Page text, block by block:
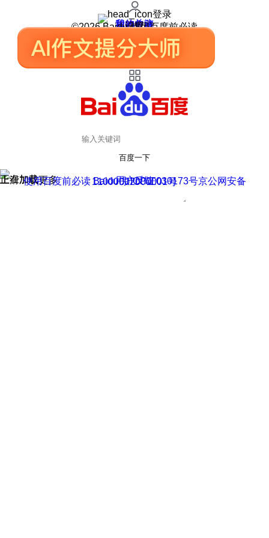
登录
我的关注
我的收藏
皮肤中心
用户反馈
设置
©2026 Baidu 使用百度前必读
百度一下
正在加载
上滑加载更多 用户反馈
使用百度前必读 Baidu 京ICP证030173号
京公网安备11000002000001号